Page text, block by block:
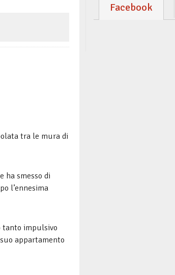
tra le mura di
ha smesso di
l’ennesima
tanto impulsivo
appartamento
Facebook